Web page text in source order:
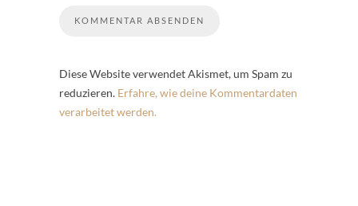
Diese Website verwendet Akismet, um Spam zu
reduzieren. Erfahre, wie deine Kommentardaten
verarbeitet werden.